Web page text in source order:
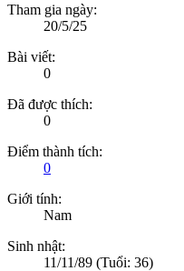
Tham gia ngày:
20/5/25
Bài viết:
0
Đã được thích:
0
Điểm thành tích:
0
Giới tính:
Nam
Sinh nhật:
11/11/89 (Tuổi: 36)